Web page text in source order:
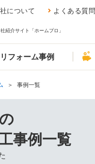
について よくある質問
紹介サイト「ホームプロ」
リフォーム事例
事例一覧
事例一覧